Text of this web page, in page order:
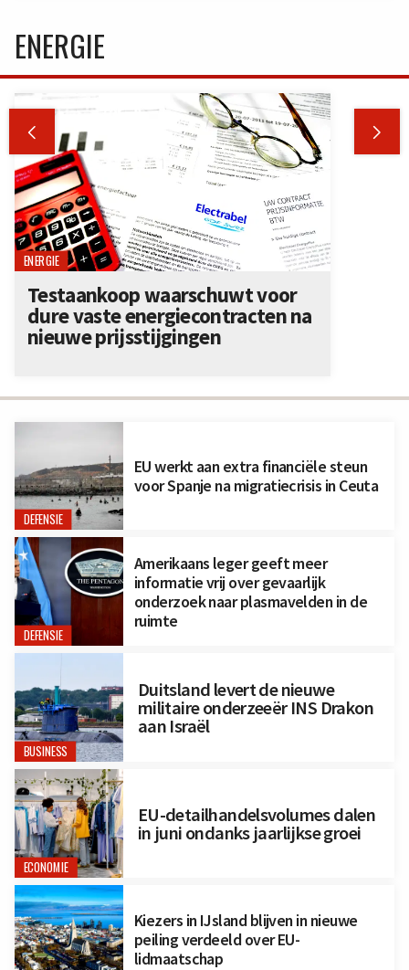
DEFENSIE
EU werkt aan extra financiële steun
voor Spanje na migratiecrisis in Ceuta
DEFENSIE
Amerikaans leger geeft meer
informatie vrij over gevaarlijk
onderzoek naar plasmavelden in de
ruimte
BUSINESS
Duitsland levert de nieuwe
militaire onderzeeër INS Drakon
aan Israël
ECONOMIE
EU-detailhandelsvolumes dalen
in juni ondanks jaarlijkse groei
Kiezers in IJsland blijven in nieuwe
peiling verdeeld over EU-
lidmaatschap
ENERGIE
 
ENERGIE
Testaankoop waarschuwt voor
dure vaste energiecontracten na
nieuwe prijsstijgingen